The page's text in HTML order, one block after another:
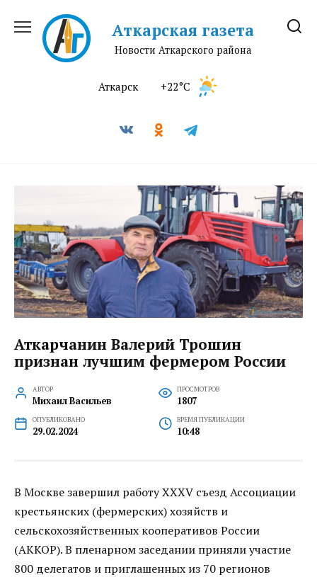
содержанию
Аткарская газета
Новости Аткарского района
Аткарск +22°C
Аткарчанин Валерий Трошин
признан лучшим фермером России
АВТОР
Михаил Васильев
ПРОСМОТРОВ
1807
ОПУБЛИКОВАНО
29.02.2024
ВРЕМЯ ПУБЛИКАЦИИ
10:48
В Москве завершил работу XXXV съезд Ассоциации
крестьянских (фермерских) хозяйств и
сельскохозяйственных кооперативов России
(АККОР). В пленарном заседании приняли участие
800 делегатов и приглашенных из 70 регионов